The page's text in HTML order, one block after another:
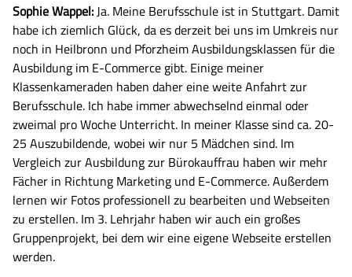
Sophie Wappel:Ja. Meine Berufsschule ist in Stuttgart. Damit
habe ich ziemlich Glück, da es derzeit bei uns im Umkreis nur
noch in Heilbronn und Pforzheim Ausbildungsklassen für die
Ausbildung im E-Commerce gibt. Einige meiner
Klassenkameraden haben daher eine weite Anfahrt zur
Berufsschule. Ich habe immer abwechselnd einmal oder
zweimal pro Woche Unterricht. In meiner Klasse sind ca. 20-
25 Auszubildende, wobei wir nur 5 Mädchen sind. Im
Vergleich zur Ausbildung zur Bürokauffrau haben wir mehr
Fächer in Richtung Marketing und E-Commerce. Außerdem
lernen wir Fotos professionell zu bearbeiten und Webseiten
zu erstellen. Im 3. Lehrjahr haben wir auch ein großes
Gruppenprojekt, bei dem wir eine eigene Webseite erstellen
werden.